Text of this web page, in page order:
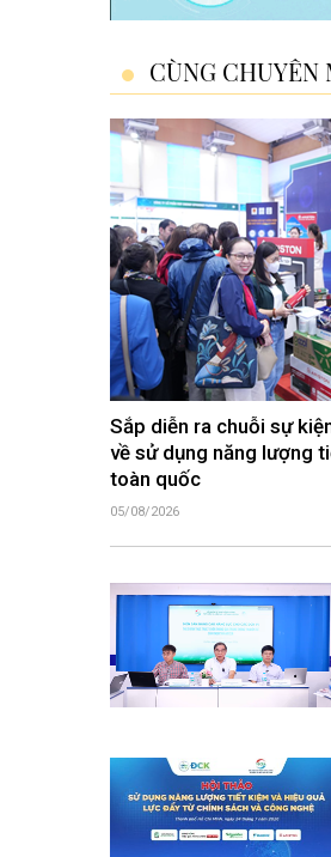
CÙNG CHUYÊN
Sắp diễn ra chuỗi sự
về sử dụng năng lượng
toàn quốc
05/08/2026